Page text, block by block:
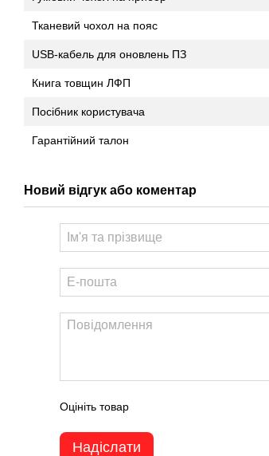
Тканевий чохол на пояс
USB-кабель для оновлень ПЗ
Книга товщин ЛФП
Посібник користувача
Гарантійний талон
Новий відгук або коментар
Оцініть товар
Надіслати